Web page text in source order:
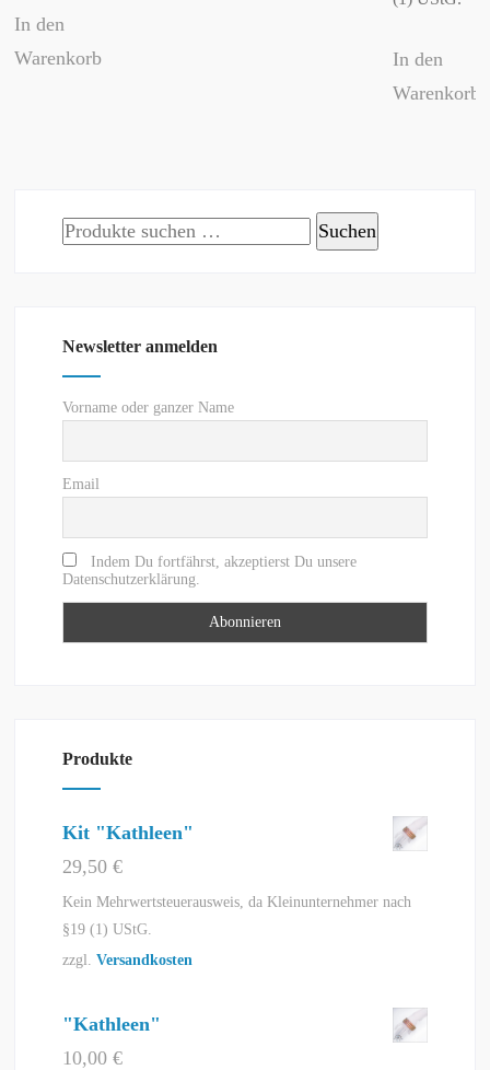
In den
Warenkorb
In den
Warenkorb
Suchen
Suchen
Newsletter anmelden
Vorname oder ganzer Name
Email
Indem Du fortfährst, akzeptierst Du unsere
Datenschutzerklärung.
Produkte
Kit "Kathleen"
29,50 €
Kein Mehrwertsteuerausweis, da Kleinunternehmer nach
§19 (1) UStG.
zzgl. Versandkosten
"Kathleen"
10,00 €